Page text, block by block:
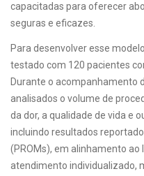
capacitadas para oferecer
seguras e eficazes.
Para desenvolver esse
testado com 120 pacientes
Durante o acompanhamento
analisados o volume de
da dor, a qualidade de vida e
incluindo resultados
(PROMs), em alinhamento ao
atendimento individualizado,